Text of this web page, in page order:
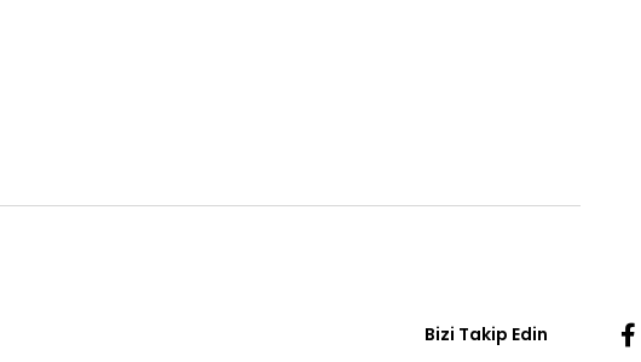
Bizi Takip Edin